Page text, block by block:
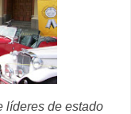
líderes de estado